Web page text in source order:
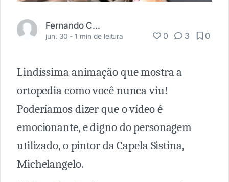
Fernando Carbonieri
jun. 30 -1 min de leitura 0 3 0
Lindíssima animação que mostra a
ortopedia como você nunca viu!
Poderíamos dizer que o vídeo é
emocionante, e digno do personagem
utilizado, o pintor da Capela Sistina,
Michelangelo.